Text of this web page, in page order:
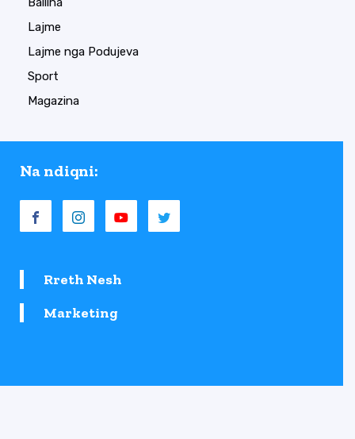
Lajme
Lajme nga Podujeva
Sport
Magazina
Na ndiqni:
Rreth Nesh
Marketing